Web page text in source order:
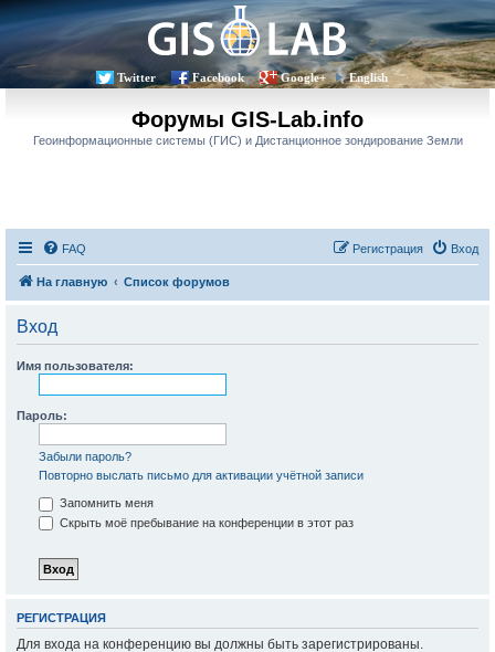
Twitter Facebook Google+ English
Форумы GIS-Lab.info
Геоинформационные системы (ГИС) и Дистанционное зондирование Земли
FAQ Вход
Регистрация
На главную Список форумов
Вход
Имя пользователя:
Пароль:
Забыли пароль?
Повторно выслать письмо для активации учётной записи
Запомнить меня
Скрыть моё пребывание на конференции в этот раз
РЕГИСТРАЦИЯ
Для входа на конференцию вы должны быть зарегистрированы.